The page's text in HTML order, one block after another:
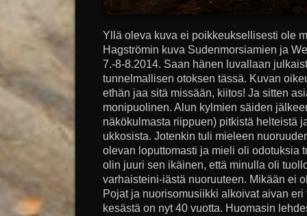
Yllä oleva kuva ei poikkeuksellisesti ole
Hagströmin kuva Sudenmorsiamien ja
7.-8-8.2014. Saan hänen luvallaan
tunnelmallisen otoksen tässä. Kuvan
ethän jaa sitä missään, kiitos! Ja sitten
monipuolinen. Alun kylmien säiden
näkökulmasta riippuen) pitkistä helteistä
ukkosista. Jotenkin tuli mieleen
olevan loputtomasti ja mieli oli odotuksia
olin juuri sen ikäinen, että minulla oli
varhaisteini-iästä nuoruuteen. Mikään ei
Pojat ja nuorisomusiikki alkoivat aivan
kesästä on nyt 40 vuotta. Huomasin